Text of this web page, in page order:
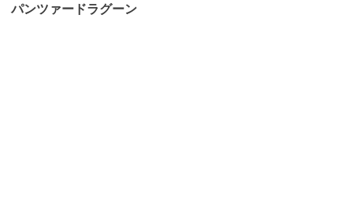
パンツァードラグーン